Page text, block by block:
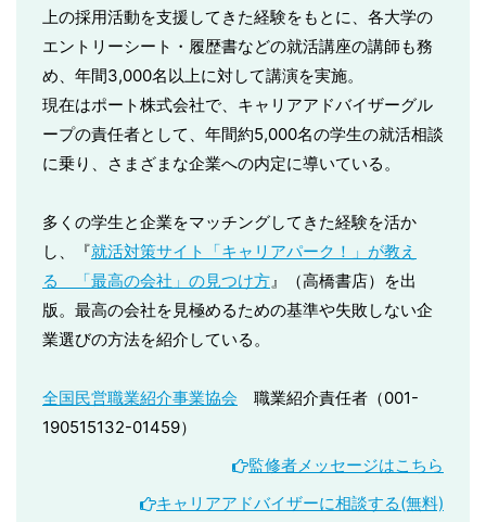
上の採用活動を支援してきた経験をもとに、各大学の
エントリーシート・履歴書などの就活講座の講師も務
め、年間3,000名以上に対して講演を実施。
現在はポート株式会社で、キャリアアドバイザーグル
ープの責任者として、年間約5,000名の学生の就活相談
に乗り、さまざまな企業への内定に導いている。
多くの学生と企業をマッチングしてきた経験を活か
し、『就活対策サイト「キャリアパーク！」が教え
る 「最高の会社」の見つけ方』（高橋書店）を出
版。最高の会社を見極めるための基準や失敗しない企
業選びの方法を紹介している。
全国民営職業紹介事業協会 職業紹介責任者（001-
190515132-01459）
監修者メッセージはこちら
キャリアアドバイザーに相談する(無料)